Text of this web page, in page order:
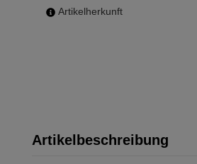
Artikelherkunft
Artikelbeschreibung